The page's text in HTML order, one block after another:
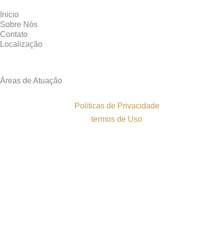
Inicio
Sobre Nós
Contato
Localização
Áreas de Atuação
Politicas de Privacidade
termos de Uso